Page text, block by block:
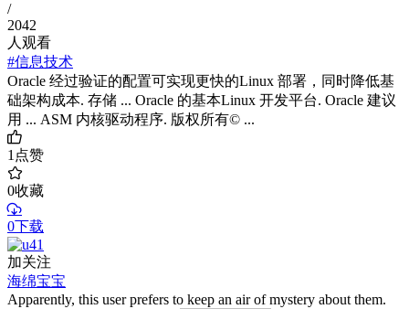
/
2042
人观看
#信息技术
Oracle 经过验证的配置可实现更快的Linux 部署，同时降低基
础架构成本. 存储 ... Oracle 的基本Linux 开发平台. Oracle 建议
用 ... ASM 内核驱动程序. 版权所有© ...
1点赞
0收藏
0下载
加关注
海绵宝宝
Apparently, this user prefers to keep an air of mystery about them.